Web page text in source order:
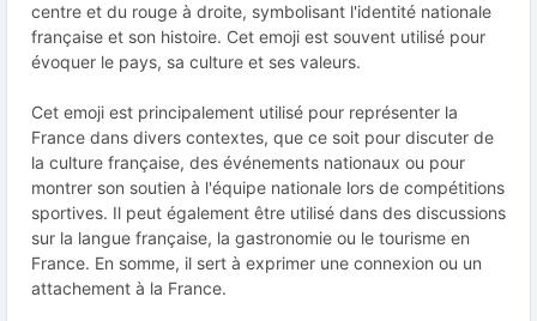
centre et du rouge à droite, symbolisant l'identité nationale
française et son histoire. Cet emoji est souvent utilisé pour
évoquer le pays, sa culture et ses valeurs.
Cet emoji est principalement utilisé pour représenter la
France dans divers contextes, que ce soit pour discuter de
la culture française, des événements nationaux ou pour
montrer son soutien à l'équipe nationale lors de compétitions
sportives. Il peut également être utilisé dans des discussions
sur la langue française, la gastronomie ou le tourisme en
France. En somme, il sert à exprimer une connexion ou un
attachement à la France.